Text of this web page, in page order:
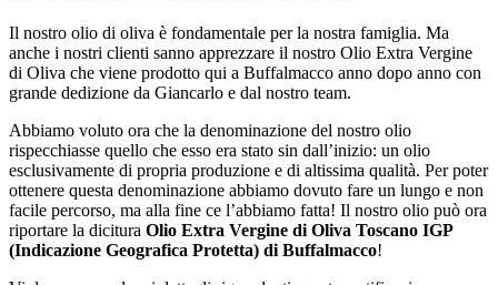
Il nostro olio di oliva è fondamentale per la nostra famiglia. Ma
anche i nostri clienti sanno apprezzare il nostro Olio Extra Vergine
di Oliva che viene prodotto qui a Buffalmacco anno dopo anno con
grande dedizione da Giancarlo e dal nostro team.
Abbiamo voluto ora che la denominazione del nostro olio
rispecchiasse quello che esso era stato sin dall’inizio: un olio
esclusivamente di propria produzione e di altissima qualità. Per poter
ottenere questa denominazione abbiamo dovuto fare un lungo e non
facile percorso, ma alla fine ce l’abbiamo fatta! Il nostro olio può ora
riportare la dicitura Olio Extra Vergine di Oliva Toscano IGP
(Indicazione Geografica Protetta) di Buffalmacco!